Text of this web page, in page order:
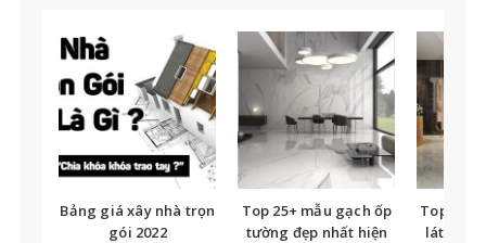
Bảng giá xây nhà trọn
gói 2022
Top 25+ mẫu gạch ốp
tường đẹp nhất hiện
Top
lát nền